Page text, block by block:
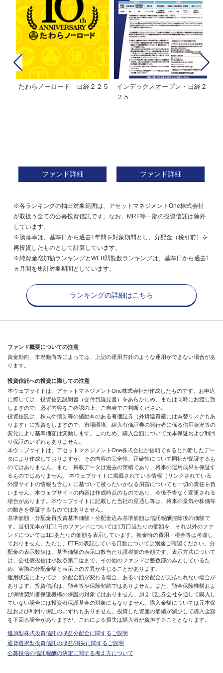
たわらノーロード 日経２２５
ファンド詳細
インデックスオープン・日経２
２５
ファンド詳細
※各ランキングの抽出対象範囲は、アセットマネジメントOne株式会社
が取扱う全ての公募投資信託です。なお、MRF等一部の投資信託は除外
しています。
※騰落率は、基準日から過去1年間を対象期間とし、分配金（税引前）を
再投資したものとして計算しています。
※純資産増加額ランキングとWEB閲覧数ランキングは、基準日から過去1
ヵ月間を集計対象期間としています。
ランキングの詳細はこちら
ファンド概要についての注意
資金動向、市況動向等によっては、上記の運用方針のような運用ができない場合があ
ります。
投資信託への投資に際しての注意
本ウェブサイトは、アセットマネジメントOne株式会社が作成したものです。お申込
に際しては、投資信託説明書（交付目論見書）をあらかじめ、または同時にお渡し致
しますので、必ず内容をご確認の上、ご自身でご判断ください。
投資信託は、株式や債券等の値動きのある有価証券（外貨建資産には為替リスクもあ
ります）に投資をしますので、市場環境、組入有価証券の発行者に係る信用状況等の
変化により基準価額は変動します。このため、購入金額について元本保証および利回
り保証のいずれもありません。
本ウェブサイトは、アセットマネジメントOne株式会社が信頼できると判断したデー
タにより作成しておりますが、その内容の完全性、正確性について同社が保証するも
のではありません。また、掲載データは過去の実績であり、将来の運用成果を保証す
るものではありません。 本ウェブサイトに掲載されている情報（リンクされている
外部サイトの情報も含む）に基づいて被ったいかなる損害についても一切の責任を負
いません。本ウェブサイトの内容は作成時点のものであり、今後予告なく変更される
場合があります。本ウェブサイトに記載した当社の見通し等は、将来の景気や株価等
の動きを保証するものではありません。
基準価額・分配金再投資基準価額・分配金込み基準価額は信託報酬控除後の価額で
す。当初元本が1口1円のファンドについては1万口当たりの価額を、それ以外のファ
ンドについては1口あたりの価額を表示しています。換金時の費用・税金等は考慮し
ておりません。ただし、ETFの表記している口数については別途ご確認ください。分
配金の表示数値は、基準価額の表示口数当たり課税前の金額です。表示方法について
は、公社債投信は小数点第二位まで、その他のファンドは整数部のみとしているた
め、実際の分配金額と表示上の差異が生じることがあります。
運用状況によっては、分配金額が変わる場合、あるいは分配金が支払われない場合が
あります。投資信託は、預金等や保険契約ではありません。また、預金保険機構およ
び保険契約者保護機構の保護の対象ではありません。加えて証券会社を通して購入し
ていない場合には投資者保護基金の対象にもなりません。購入金額については元本保
証および利回り保証のいずれもありません。投資した資産の価値が減少して購入金額
を下回る場合がありますが、これによる損失は購入者が負担することとなります。
追加型株式投資信託の収益分配金に関するご説明
通貨選択型投資信託の収益/損失に関するご説明
公募投信の信託報酬の決定に関する考え方について